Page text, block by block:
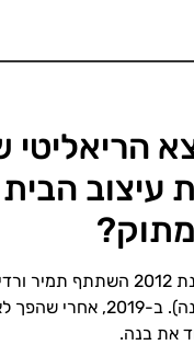
עיצוב
בשנת 2012 השתתף
כשנה). ב-2019,
את בנה.